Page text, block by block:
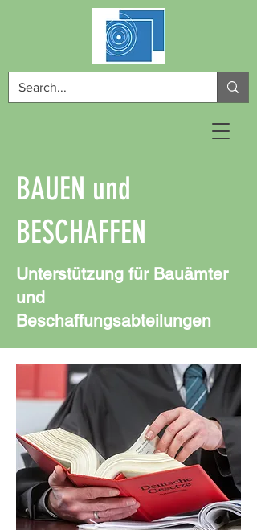
BAUEN und
BESCHAFFEN
Unterstützung für Bauämter
und
Beschaffungsabteilungen